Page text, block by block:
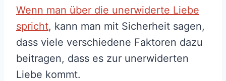
Wenn man über die unerwiderte Liebe
spricht, kann man mit Sicherheit sagen,
dass viele verschiedene Faktoren dazu
beitragen, dass es zur unerwiderten
Liebe kommt.